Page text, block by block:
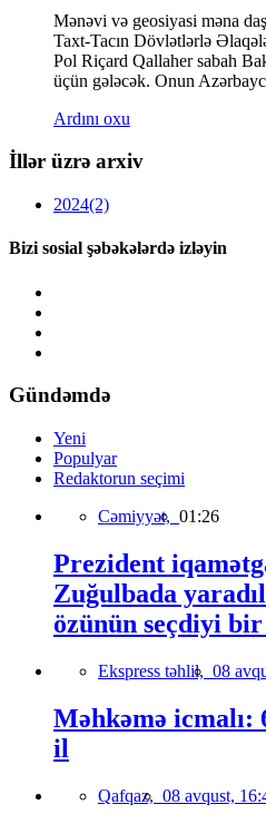
Mənəvi və geosiyasi məna
Taxt-Tacın Dövlətlərlə
Pol Riçard Qallaher sabah
üçün gələcək. Onun
Ardını oxu
İllər üzrə arxiv
2024(2)
Bizi sosial şəbəkələrdə izləyin
Gündəmdə
Yeni
Populyar
Redaktorun seçimi
Cəmiyyət, 01:26
Prezident
Zuğulbada
özünün seçdiyi
Ekspress təhlil, 08
Məhkəmə icmalı:
il
Qafqaz, 08 avqust,